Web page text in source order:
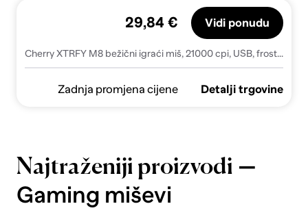
Cherry XTRFY M8 bežični igraći miš, 21000 cpi, USB, frosty mint
29,84 € Vidi ponudu
Zadnja promjena cijene Detalji trgovine
Najtraženiji proizvodi —
Gaming miševi